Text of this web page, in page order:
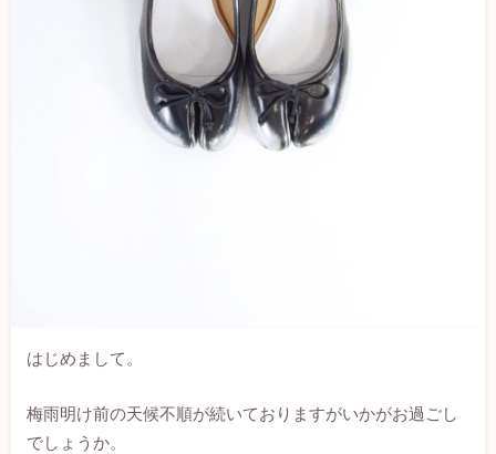
はじめまして。
梅雨明け前の天候不順が続いておりますがいかがお過ごし
でしょうか。